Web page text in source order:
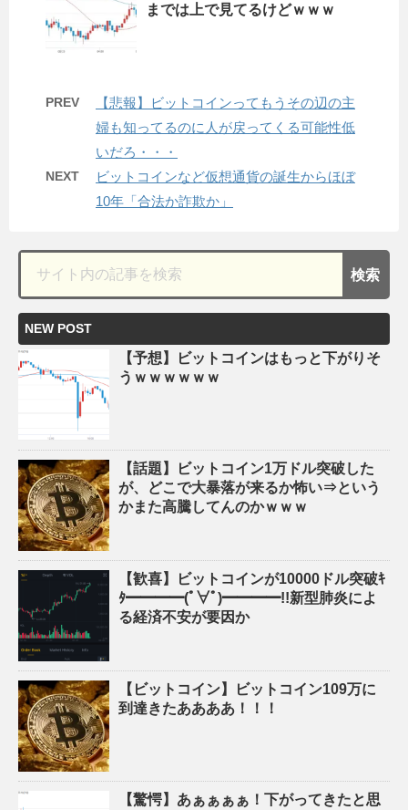
までは上で見てるけどｗｗｗ
PREV
【悲報】ビットコインってもうその辺の主
婦も知ってるのに人が戻ってくる可能性低
いだろ・・・
NEXT
ビットコインなど仮想通貨の誕生からほぼ
10年「合法か詐欺か」
NEW POST
【予想】ビットコインはもっと下がりそ
うｗｗｗｗｗｗ
【話題】ビットコイン1万ドル突破した
が、どこで大暴落が来るか怖い⇒という
かまた高騰してんのかｗｗｗ
【歓喜】ビットコインが10000ドル突破ｷ
ﾀ━━━━(ﾟ∀ﾟ)━━━━!!新型肺炎によ
る経済不安が要因か
【ビットコイン】ビットコイン109万に
到達きたああああ！！！
【驚愕】あぁぁぁぁ！下がってきたと思